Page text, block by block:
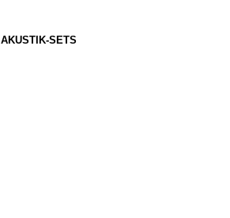
AKUSTIK-SETS